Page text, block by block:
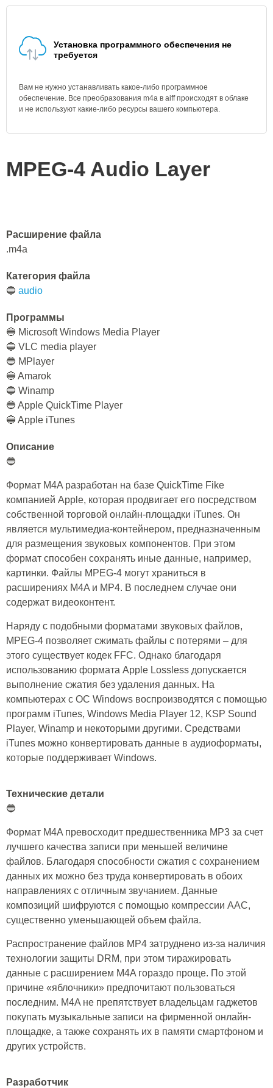
Установка программного обеспечения не
требуется
Вам не нужно устанавливать какое-либо программное
обеспечение. Все преобразования m4a в aiff происходят в облаке
и не используют какие-либо ресурсы вашего компьютера.
MPEG-4 Audio Layer
Расширение файла
.m4a
Категория файла
🔵 audio
Программы
🔵 Microsoft Windows Media Player
🔵 VLC media player
🔵 MPlayer
🔵 Amarok
🔵 Winamp
🔵 Apple QuickTime Player
🔵 Apple iTunes
Описание
🔵
Формат M4A разработан на базе QuickTime Fike
компанией Apple, которая продвигает его посредством
собственной торговой онлайн-площадки iTunes. Он
является мультимедиа-контейнером, предназначенным
для размещения звуковых компонентов. При этом
формат способен сохранять иные данные, например,
картинки. Файлы MPEG-4 могут храниться в
расширениях M4A и MP4. В последнем случае они
содержат видеоконтент.
Наряду с подобными форматами звуковых файлов,
MPEG-4 позволяет сжимать файлы с потерями – для
этого существует кодек FFC. Однако благодаря
использованию формата Apple Lossless допускается
выполнение сжатия без удаления данных. На
компьютерах с ОС Windows воспроизводятся с помощью
программ iTunes, Windows Media Player 12, KSP Sound
Player, Winamp и некоторыми другими. Средствами
iTunes можно конвертировать данные в аудиоформаты,
которые поддерживает Windows.
Технические детали
🔵
Формат M4A превосходит предшественника MP3 за счет
лучшего качества записи при меньшей величине
файлов. Благодаря способности сжатия с сохранением
данных их можно без труда конвертировать в обоих
направлениях с отличным звучанием. Данные
композиций шифруются с помощью компрессии AAC,
существенно уменьшающей объем файла.
Распространение файлов MP4 затруднено из-за наличия
технологии защиты DRM, при этом тиражировать
данные с расширением M4A гораздо проще. По этой
причине «яблочники» предпочитают пользоваться
последним. M4A не препятствует владельцам гаджетов
покупать музыкальные записи на фирменной онлайн-
площадке, а также сохранять их в памяти смартфоном и
других устройств.
Разработчик